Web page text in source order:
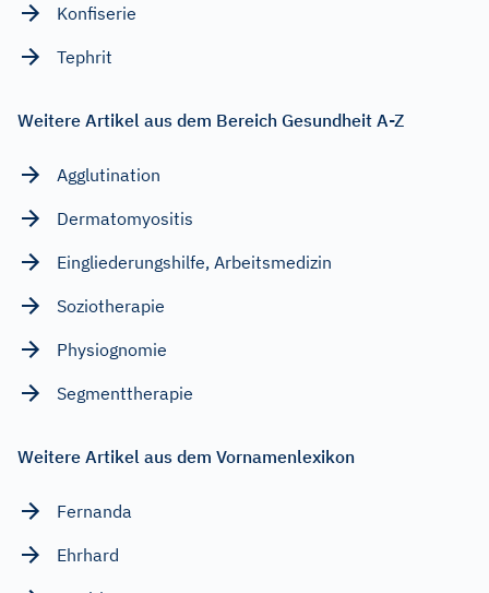
Konfiserie
Tephrit
Weitere Artikel aus dem Bereich Gesundheit A-Z
Agglutination
Dermatomyositis
Eingliederungshilfe, Arbeitsmedizin
Soziotherapie
Physiognomie
Segmenttherapie
Weitere Artikel aus dem Vornamenlexikon
Fernanda
Ehrhard